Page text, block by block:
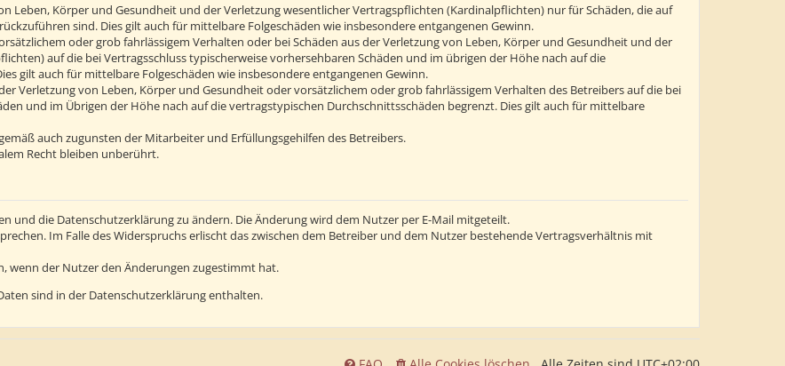
Leben, Körper und Gesundheit und der Verletzung wesentlicher Vertragspflichten (Kardinalpflichten) nur für Schäden, die auf
sind. Dies gilt auch für mittelbare Folgeschäden wie insbesondere entgangenen Gewinn.
oder grob fahrlässigem Verhalten oder bei Schäden aus der Verletzung von Leben, Körper und Gesundheit und der
auf die bei Vertragsschluss typischerweise vorhersehbaren Schäden und im übrigen der Höhe nach auf die
gilt auch für mittelbare Folgeschäden wie insbesondere entgangenen Gewinn.
Verletzung von Leben, Körper und Gesundheit oder vorsätzlichem oder grob fahrlässigem Verhalten des Betreibers auf die bei
und im Übrigen der Höhe nach auf die vertragstypischen Durchschnittsschäden begrenzt. Dies gilt auch für mittelbare
auch zugunsten der Mitarbeiter und Erfüllungsgehilfen des Betreibers.
Recht bleiben unberührt.
und die Datenschutzerklärung zu ändern. Die Änderung wird dem Nutzer per E-Mail mitgeteilt.
Im Falle des Widerspruchs erlischt das zwischen dem Betreiber und dem Nutzer bestehende Vertragsverhältnis mit
wenn der Nutzer den Änderungen zugestimmt hat.
sind in der Datenschutzerklärung enthalten.